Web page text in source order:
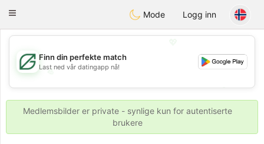
GulfDating
Toggle
Mode Logg inn
💖
💕
💕
Finn din perfekte match
Last ned vår datingapp nå!
Medlemsbilder er private - synlige kun for autentiserte
brukere